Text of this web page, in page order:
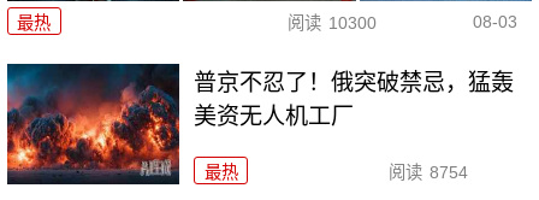
最热 阅读 10300 08-03
普京不忍了！俄突破禁忌，猛轰
美资无人机工厂
最热 阅读 8754